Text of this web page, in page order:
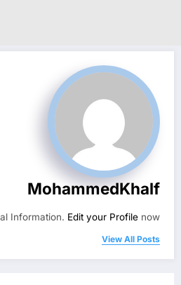
MohammedKhalf
Information. Edit your Profile now.
View All Posts